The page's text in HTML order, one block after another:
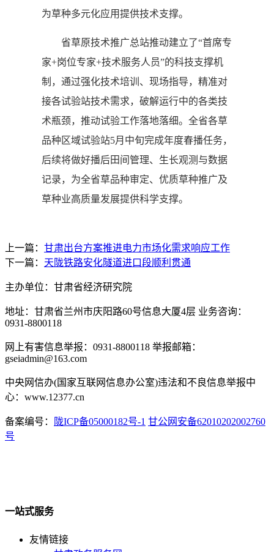
为草种多元化应用提供技术支撑。
省草原技术推广总站推动建立了“首席专
家+岗位专家+技术服务人员”的科技支撑机
制，通过强化技术培训、现场指导，精准对
接各试验站技术需求，破解运行中的各类技
术瓶颈，推动试验工作落地落细。全省各草
品种区域试验站5月中旬完成年度春播任务，
后续将做好播后田间管理、生长观测与数据
记录，为全省草品种审定、优质草种推广及
草种业高质量发展提供科学支撑。
上一篇： 甘肃出台方案推进电力市场化需求响应工作
下一篇： 天陇铁路安化隧道进口段顺利贯通
主办单位：甘肃省经济研究院
地址：甘肃省兰州市庆阳路60号信息大厦4层 业务咨询：
0931-8800118
网上有害信息举报：0931-8800118 举报邮箱：
gseiadmin@163.com
中央网信办(国家互联网信息办公室)违法和不良信息举报中
心：www.12377.cn
备案编号： 陇ICP备05000182号-1 甘公网安备62010202002760
号
一站式服务
友情链接